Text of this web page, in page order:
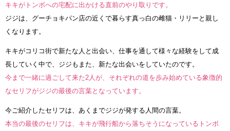
キキがトンボへの宅配に出かける直前のやり取りです。
ジジは、グーチョキパン店の近くで暮らす真っ白の雌猫・リリーと親し
くなります。
キキがコリコ街で新たな人と出会い、仕事を通して様々な経験をして成
長していく中で、ジジもまた、新たな出会いをしていたのです。
今まで一緒に過ごして来た2人が、それぞれの道を歩み始めている象徴的
なセリフがジジの最後の言葉となっています。
今ご紹介したセリフは、あくまでジジが発する人間の言葉。
本当の最後のセリフは、キキが飛行船から落ちそうになっているトンボ